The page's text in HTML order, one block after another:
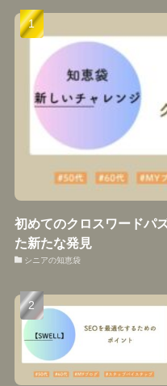
初めてのクロスワードパ
た新たな発見
シニアの知恵袋